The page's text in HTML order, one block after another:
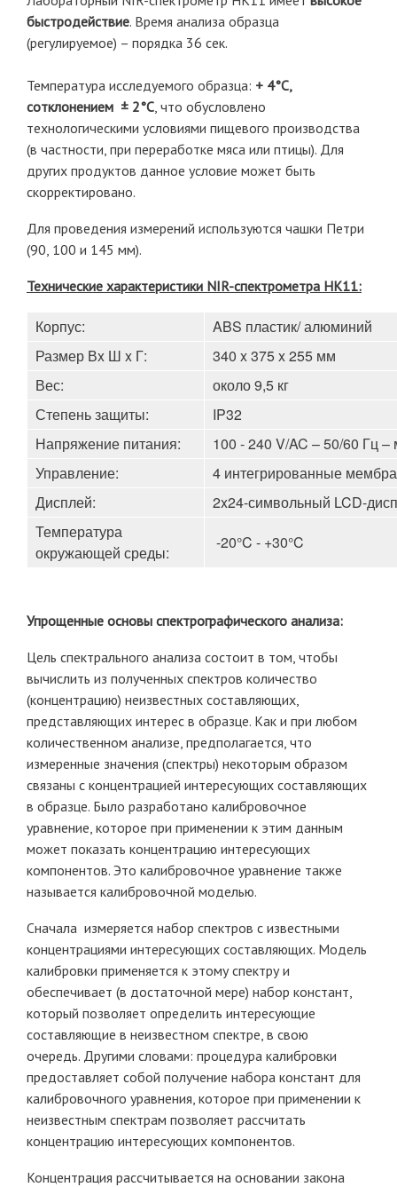
быстродействие. Время анализа образца
(регулируемое) – порядка 36 сек.
Температура исследуемого образца: + 4°C,
сотклонением ± 2°С, что обусловлено
технологическими условиями пищевого производства
(в частности, при переработке мяса или птицы). Для
других продуктов данное условие может быть
скорректировано.
Для проведения измерений используются чашки Петри
(90, 100 и 145 мм).
Технические характеристики NIR-спектрометра HK11:
Корпус:
ABS пластик/ алюминий
Размер Вx Ш x Г:
340 x 375 x 255 мм
Вес:
около 9,5 кг
Степень защиты:
IP32
Напряжение питания:
100 - 240 V/AC – 50/60 Гц
Управление:
4 интегрированные
Дисплей:
2x24-символьный LCD-
Температура
окружающей среды:
-20°C - +30°C
Упрощенные основы спектрографического анализа:
Цель спектрального анализа состоит в том, чтобы
вычислить из полученных спектров количество
(концентрацию) неизвестных составляющих,
представляющих интерес в образце. Как и при любом
количественном анализе, предполагается, что
измеренные значения (спектры) некоторым образом
связаны с концентрацией интересующих составляющих
в образце. Было разработано калибровочное
уравнение, которое при применении к этим данным
может показать концентрацию интересующих
компонентов. Это калибровочное уравнение также
называется калибровочной моделью.
Сначала измеряется набор спектров с известными
концентрациями интересующих составляющих. Модель
калибровки применяется к этому спектру и
обеспечивает (в достаточной мере) набор констант,
который позволяет определить интересующие
составляющие в неизвестном спектре, в свою
очередь. Другими словами: процедура калибровки
предоставляет собой получение набора констант для
калибровочного уравнения, которое при применении к
неизвестным спектрам позволяет рассчитать
концентрацию интересующих компонентов.
Концентрация рассчитывается на основании закона